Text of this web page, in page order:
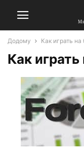
Додому Как играть
Как